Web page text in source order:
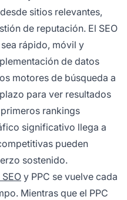
sitios relevantes,
de reputación. El SEO
rápido, móvil y
de datos
motores de búsqueda a
para ver resultados
rankings
significativo llega a
pueden
sostenido.
y PPC se vuelve cada
Mientras que el PPC